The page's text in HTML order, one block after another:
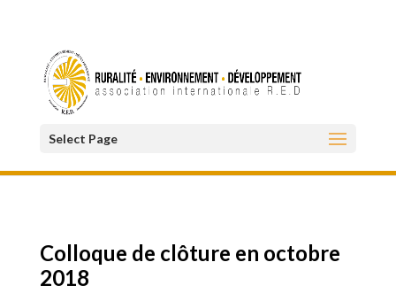
Select Page
Colloque de clôture en octobre
2018